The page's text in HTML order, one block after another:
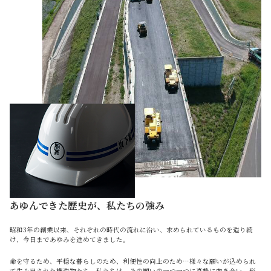
あゆんできた歴史が、私たちの強み
昭和3年の創業以来、それぞれの時代の流れに沿い、求められているものを造り続
け、今日まであゆみを進めてきました。
命を守るため、平穏な暮らしのため、利便性の向上のため…様々な願いが込められ